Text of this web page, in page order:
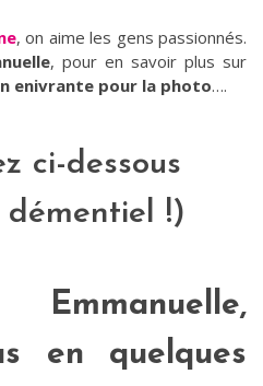
, on aime les gens passionnés.
, pour en savoir plus sur
enivrante pour la photo….
ci-dessous
démentiel !)
en quelques